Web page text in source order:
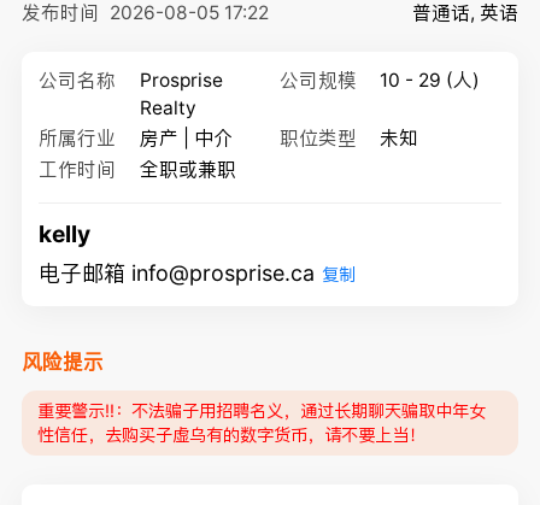
发布时间 2026-08-05 17:22 普通话, 英语
公司名称
Prosprise
Realty
公司规模 10 - 29 (人)
所属行业 房产 | 中介 职位类型
未知
工作时间
全职或兼职
kelly
电子邮箱 info@prosprise.ca 复制
风险提示
重要警示‼️：不法骗子用招聘名义，通过长期聊天骗取中年女
性信任，去购买子虚乌有的数字货币，请不要上当！